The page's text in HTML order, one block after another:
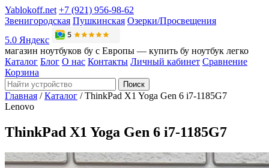
Yablokoff.net +7 (921) 956-98-62
Звенигородская Пушкинская Озерки/Просвещения
5.0 Яндекс
магазин ноутбуков бу с Европы — купить бу ноутбук легко
Каталог Блог О нас Контакты Личный кабинет Сравнение
Корзина
Поиск
Главная / Каталог / ThinkPad X1 Yoga Gen 6 i7-1185G7
Lenovo
ThinkPad X1 Yoga Gen 6 i7-1185G7